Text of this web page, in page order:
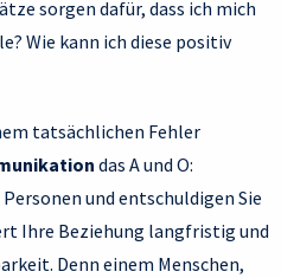
sorgen dafür, dass ich mich
Wie kann ich diese positiv
tatsächlichen Fehler
das A und O:
und entschuldigen Sie
Ihre Beziehung langfristig und
Denn einem Menschen,